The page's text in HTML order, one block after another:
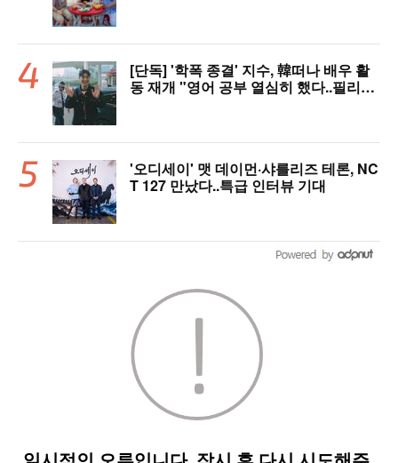
[단독] '학폭 종결' 지수, 韓떠나 배우 활
동 재개 "영어 공부 열심히 했다..필리핀
'오디세이' 맷 데이먼·샤를리즈 테론, NC
T 127 만났다..특급 인터뷰 기대